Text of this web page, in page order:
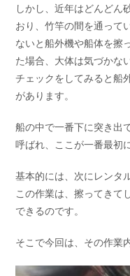
しかし、近年はどんどん
おり、竹竿の間を通って
ないと船外機や船体を擦
た場合、大体は気づかな
チェックをしてみると船
があります。
船の中で一番下に突き出
呼ばれ、ここが一番最初
基本的には、次にレンタ
この作業は、擦ってきて
できるのです。
そこで今回は、その作業